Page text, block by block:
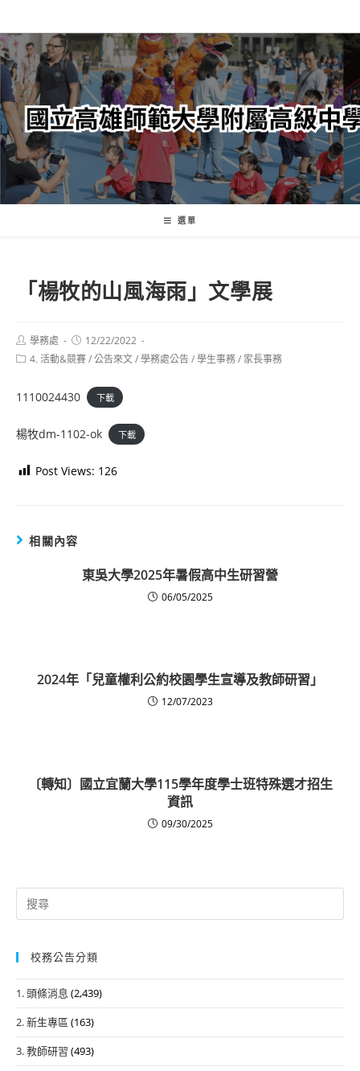
轉
至
主
內
容
選單
「楊牧的山風海雨」文學展
Post
author:
學務處
Post
published:
12/22/2022
Post4. 活動&競賽/公告來文/學務處公告/學生事務/ 家長事務
1110024430 下載
楊牧dm-1102-ok 下載
Post Views: 126
相關內容
東吳大學2025年暑假高中生研習營
06/05/2025
2024年「兒童權利公約校園學生宣導及教師研習」
12/07/2023
〔轉知〕國立宜蘭大學115學年度學士班特殊選才招生
資訊
09/30/2025
Search
for:
校務公告分類
1. 頭條消息 (2,439)
2. 新生專區 (163)
3. 教師研習 (493)